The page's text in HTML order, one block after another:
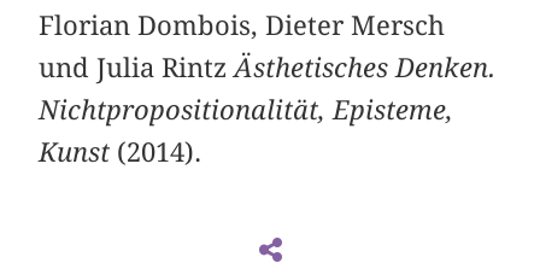
Florian Dombois, Dieter Mersch
und Julia RintzÄsthetisches Denken.
Nichtpropositionalität, Episteme,
Kunst (2014).